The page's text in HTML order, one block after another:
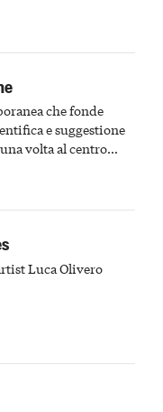
che fonde
e suggestione
volta al centro
passato astigiano
Luca Olivero